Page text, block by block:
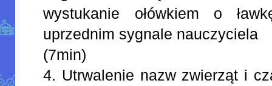
wystukanie ołówkiem o
uprzednim sygnale nauczyciela
(7min)
4. Utrwalenie nazw zwierząt i